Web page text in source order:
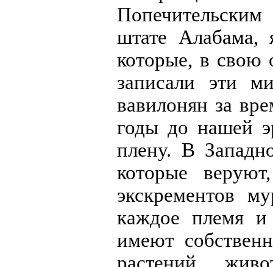
штате Алабама,
которые, в свою
записали эти
вавилонян за
годы до нашей
плену. В
которые
экскрементов
каждое племя
имеют